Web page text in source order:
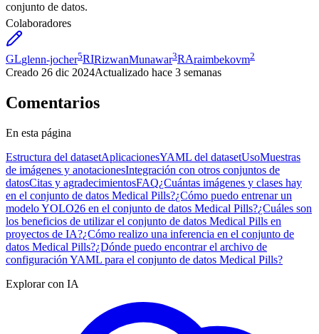
conjunto de datos.
Colaboradores
GLglenn-jocher5RIRizwanMunawar3RAraimbekovm2
Creado 26 dic 2024Actualizado hace 3 semanas
Comentarios
En esta página
Estructura del datasetAplicacionesYAML del datasetUsoMuestras
de imágenes y anotacionesIntegración con otros conjuntos de
datosCitas y agradecimientosFAQ¿Cuántas imágenes y clases hay
en el conjunto de datos Medical Pills?¿Cómo puedo entrenar un
modelo YOLO26 en el conjunto de datos Medical Pills?¿Cuáles son
los beneficios de utilizar el conjunto de datos Medical Pills en
proyectos de IA?¿Cómo realizo una inferencia en el conjunto de
datos Medical Pills?¿Dónde puedo encontrar el archivo de
configuración YAML para el conjunto de datos Medical Pills?
Explorar con IA